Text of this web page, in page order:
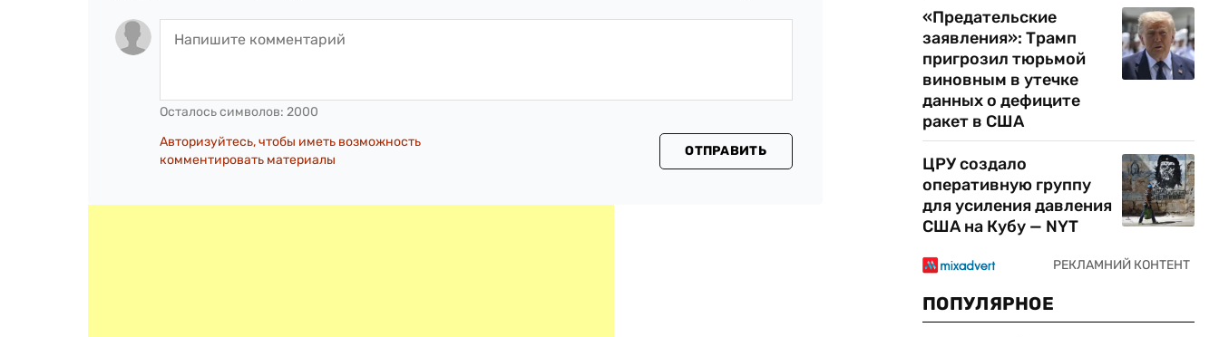
Осталось символов: 2000
Авторизуйтесь, чтобы иметь возможность
комментировать материалы
ОТПРАВИТЬ
«Предательские
заявления»: Трамп
пригрозил тюрьмой
виновным в утечке
данных о дефиците
ракет в США
ЦРУ создало
оперативную группу
для усиления давления
США на Кубу — NYT
ПОПУЛЯРНОЕ